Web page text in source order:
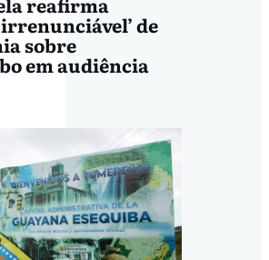
de
sobre
em audiência